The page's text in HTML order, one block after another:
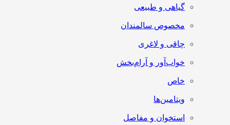
گیاهی و طبیعی
مخصوص سالمندان
چاقی و لاغری
خواب‌آور و آرام‌بخش
خاص
ویتامین‌ها
استخوان و مفاصل